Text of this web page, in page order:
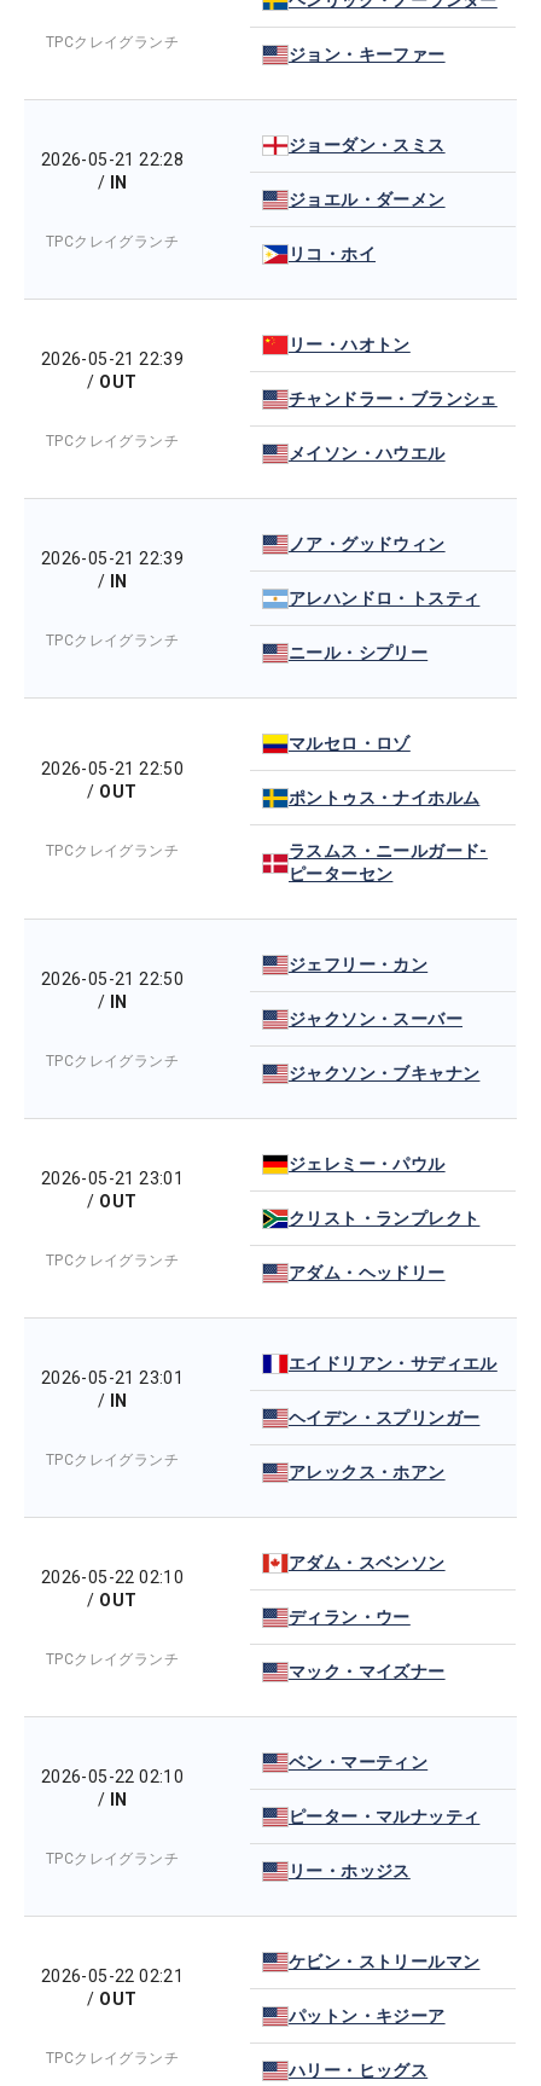
TPCクレイグランチ
ジョン・キーファー
2026-05-21 22:28
/
IN
TPCクレイグランチ
ジョーダン・スミス
ジョエル・ダーメン
リコ・ホイ
2026-05-21 22:39
/ OUT
TPCクレイグランチ
リー・ハオトン
チャンドラー・ブランシェ
メイソン・ハウエル
2026-05-21 22:39
/
IN
TPCクレイグランチ
ノア・グッドウィン
アレハンドロ・トスティ
ニール・シプリー
2026-05-21 22:50
/ OUT
TPCクレイグランチ
マルセロ・ロゾ
ポントゥス・ナイホルム
ラスムス・ニールガード-
ピーターセン
2026-05-21 22:50
/
IN
TPCクレイグランチ
ジェフリー・カン
ジャクソン・スーバー
ジャクソン・ブキャナン
2026-05-21 23:01
/ OUT
TPCクレイグランチ
ジェレミー・パウル
クリスト・ランプレクト
アダム・ヘッドリー
2026-05-21 23:01
/
IN
TPCクレイグランチ
エイドリアン・サディエル
ヘイデン・スプリンガー
アレックス・ホアン
2026-05-22 02:10
/ OUT
TPCクレイグランチ
アダム・スベンソン
ディラン・ウー
マック・マイズナー
2026-05-22 02:10
/
IN
TPCクレイグランチ
ベン・マーティン
ピーター・マルナッティ
リー・ホッジス
2026-05-22 02:21
/ OUT
TPCクレイグランチ
ケビン・ストリールマン
パットン・キジーア
ハリー・ヒッグス